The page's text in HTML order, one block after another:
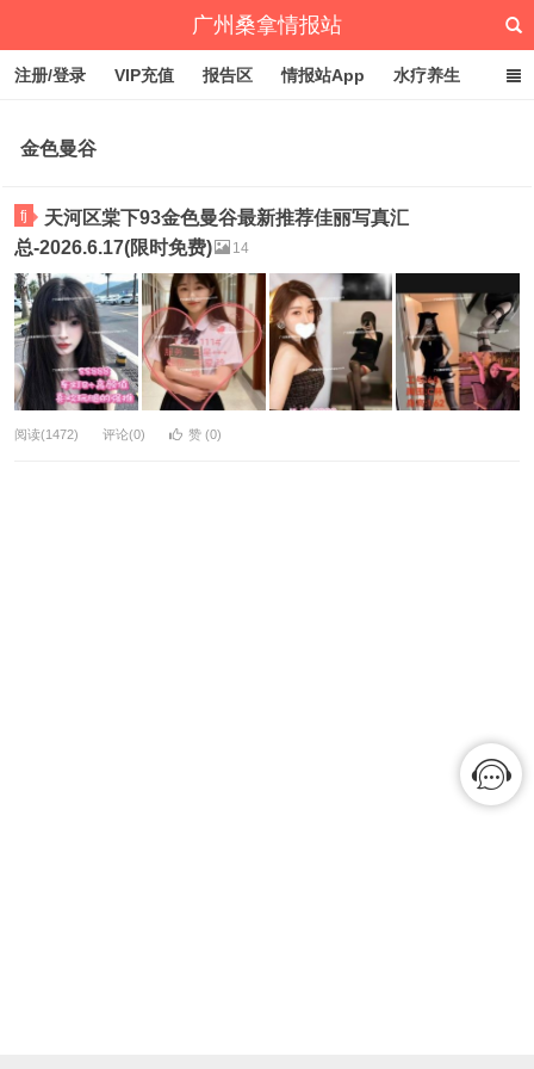
广州桑拿情报站
注册/登录 VIP充值 报告区 情报站App 水疗养生
金色曼谷
fj
天河区棠下93金色曼谷最新推荐佳丽写真汇
总-2026.6.17(限时免费)
14
阅读(1472) 评论(0) 赞 (0)